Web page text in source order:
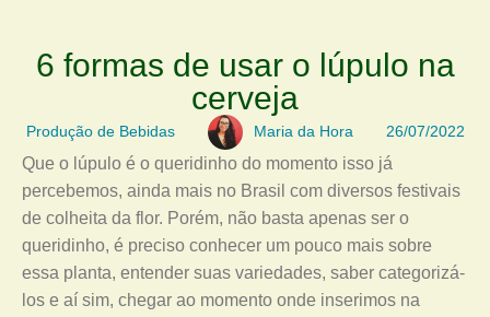
6 formas de usar o lúpulo na
cerveja
Produção de Bebidas Maria da Hora 26/07/2022
Que o lúpulo é o queridinho do momento isso já
percebemos, ainda mais no Brasil com diversos festivais
de colheita da flor. Porém, não basta apenas ser o
queridinho, é preciso conhecer um pouco mais sobre
essa planta, entender suas variedades, saber categorizá-
los e aí sim, chegar ao momento onde inserimos na